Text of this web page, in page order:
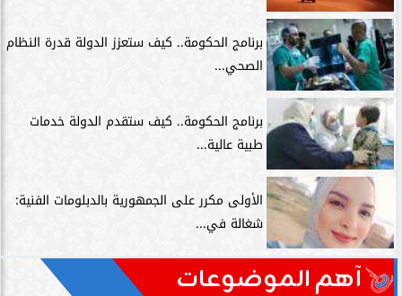
برنامج الحكومة.. كيف ستعزز الدولة قدرة النظام
الصحي...
برنامج الحكومة.. كيف ستقدم الدولة خدمات
طبية عالية...
الأولى مكرر على الجمهورية بالدبلومات الفنية:
شغالة في...
آهم الموضوعات